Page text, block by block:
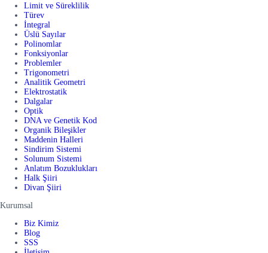
Limit ve Süreklilik
Türev
İntegral
Üslü Sayılar
Polinomlar
Fonksiyonlar
Problemler
Trigonometri
Analitik Geometri
Elektrostatik
Dalgalar
Optik
DNA ve Genetik Kod
Organik Bileşikler
Maddenin Halleri
Sindirim Sistemi
Solunum Sistemi
Anlatım Bozuklukları
Halk Şiiri
Divan Şiiri
Kurumsal
Biz Kimiz
Blog
SSS